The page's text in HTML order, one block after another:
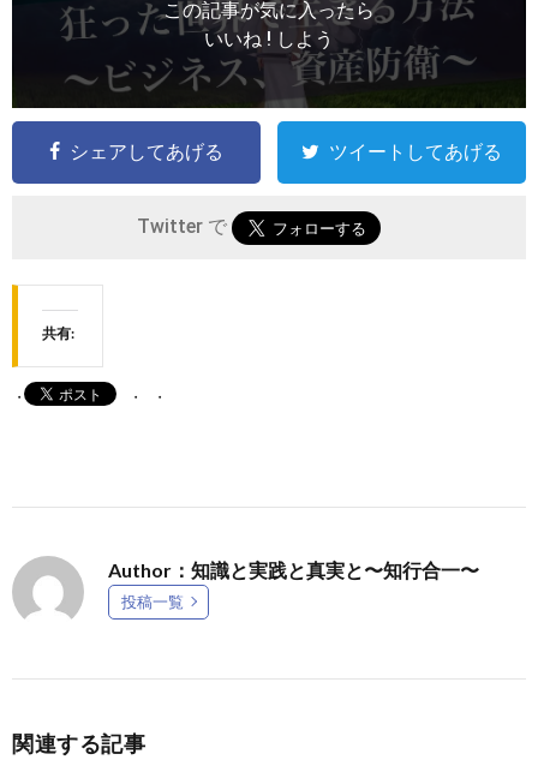
この記事が気に入ったら
いいね ! しよう
シェアしてあげる ツイートしてあげる
Twitter で
共有:
Author：知識と実践と真実と〜知行合一〜
投稿一覧
関連する記事